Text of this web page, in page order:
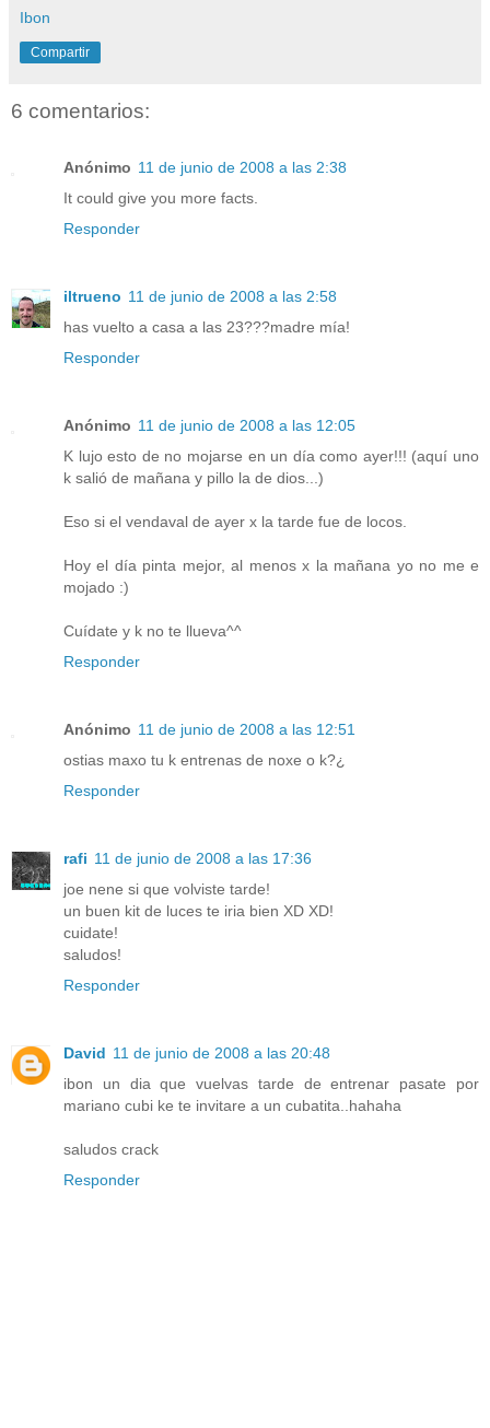
Ibon
Compartir
6 comentarios:
Anónimo 11 de junio de 2008 a las 2:38
It could give you more facts.
Responder
iltrueno 11 de junio de 2008 a las 2:58
has vuelto a casa a las 23???madre mía!
Responder
Anónimo 11 de junio de 2008 a las 12:05
K lujo esto de no mojarse en un día como ayer!!! (aquí uno
k salió de mañana y pillo la de dios...)
Eso si el vendaval de ayer x la tarde fue de locos.
Hoy el día pinta mejor, al menos x la mañana yo no me e
mojado :)
Cuídate y k no te llueva^^
Responder
Anónimo 11 de junio de 2008 a las 12:51
ostias maxo tu k entrenas de noxe o k?¿
Responder
rafi 11 de junio de 2008 a las 17:36
joe nene si que volviste tarde!
un buen kit de luces te iria bien XD XD!
cuidate!
saludos!
Responder
David 11 de junio de 2008 a las 20:48
ibon un dia que vuelvas tarde de entrenar pasate por
mariano cubi ke te invitare a un cubatita..hahaha
saludos crack
Responder